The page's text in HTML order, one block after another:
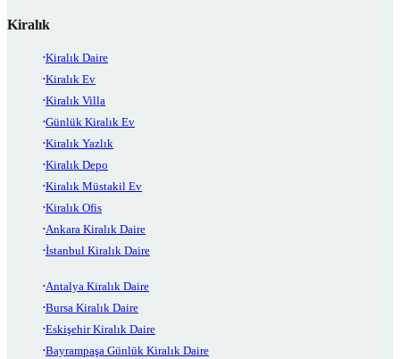
Kiralık
Kiralık Daire
Kiralık Ev
Kiralık Villa
Günlük Kiralık Ev
Kiralık Yazlık
Kiralık Depo
Kiralık Müstakil Ev
Kiralık Ofis
Ankara Kiralık Daire
İstanbul Kiralık Daire
Antalya Kiralık Daire
Bursa Kiralık Daire
Eskişehir Kiralık Daire
Bayrampaşa Günlük Kiralık Daire